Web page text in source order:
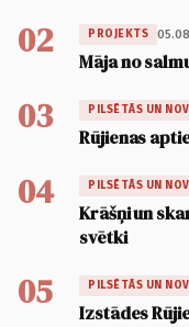
02 PROJEKTS
Māja no
03 PILSĒTĀS UN
Rūjienas
04 PILSĒTĀS UN
Krāšņi un
svētki
05 PILSĒTĀS UN
Izstādes